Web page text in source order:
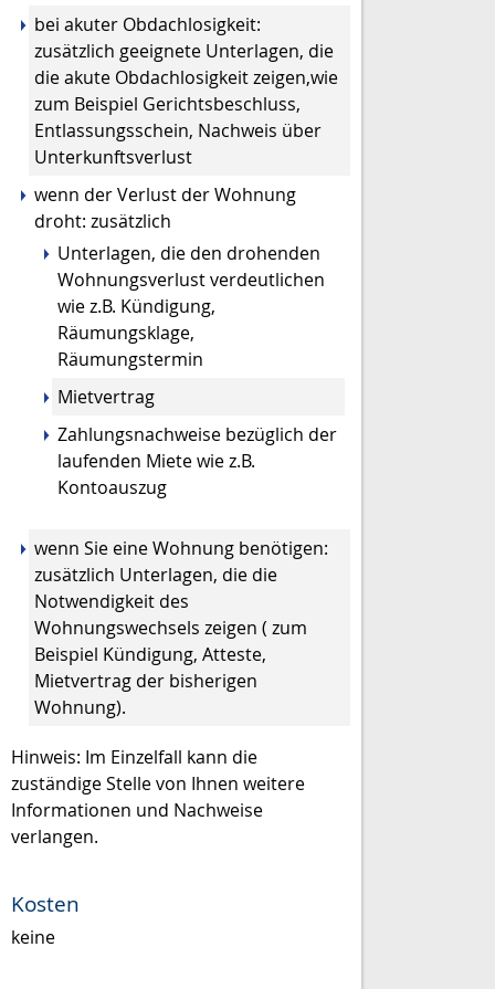
bei akuter Obdachlosigkeit:
zusätzlich geeignete Unterlagen, die
die akute Obdachlosigkeit zeigen,wie
zum Beispiel Gerichtsbeschluss,
Entlassungsschein, Nachweis über
Unterkunftsverlust
wenn der Verlust der Wohnung
droht: zusätzlich
Unterlagen, die den drohenden
Wohnungsverlust verdeutlichen
wie z.B. Kündigung,
Räumungsklage,
Räumungstermin
Mietvertrag
Zahlungsnachweise bezüglich der
laufenden Miete wie z.B.
Kontoauszug
wenn Sie eine Wohnung benötigen:
zusätzlich Unterlagen, die die
Notwendigkeit des
Wohnungswechsels zeigen ( zum
Beispiel Kündigung, Atteste,
Mietvertrag der bisherigen
Wohnung).
Hinweis: Im Einzelfall kann die
zuständige Stelle von Ihnen weitere
Informationen und Nachweise
verlangen.
Kosten
keine